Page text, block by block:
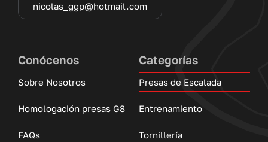
nicolas_ggp@hotmail.com
Conócenos
Sobre Nosotros
Homologación presas G8
FAQs
Categorías
Presas de Escalada
Entrenamiento
Tornillería